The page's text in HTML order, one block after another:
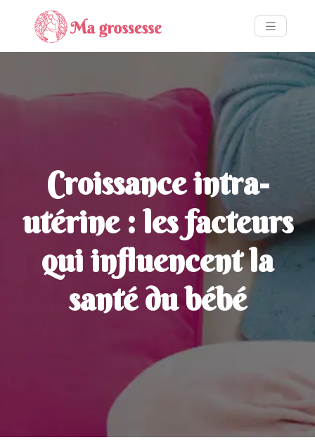
Croissance intra-
utérine : les facteurs
qui influencent la
santé du bébé